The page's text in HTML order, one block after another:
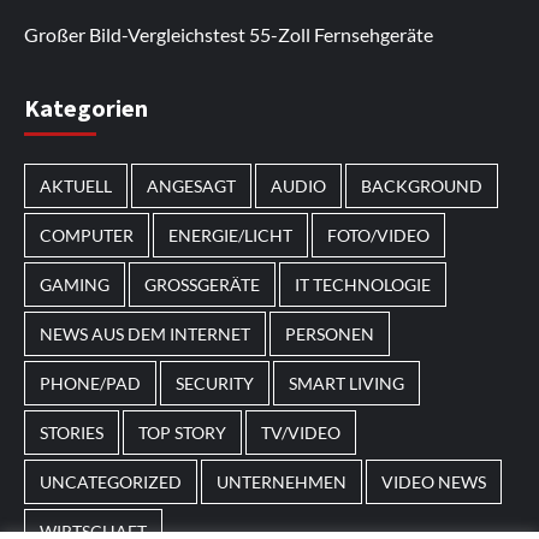
Großer Bild-Vergleichstest 55-Zoll Fernsehgeräte
Im Laufe des Jahres erscheinen thematische
Spielautomaten mit passenden Designs. Im Bereich
vonMagneticslotskönnen solche saisonalen Slots
beispielsweise an Feiertage oder besondere Events
angepasst sein.
Kategorien
AKTUELL ANGESAGT AUDIO BACKGROUND
COMPUTER ENERGIE/LICHT FOTO/VIDEO
GAMING GROSSGERÄTE IT TECHNOLOGIE
NEWS AUS DEM INTERNET PERSONEN
PHONE/PAD SECURITY SMART LIVING
STORIES TOP STORY TV/VIDEO
UNCATEGORIZED UNTERNEHMEN VIDEO NEWS
WIRTSCHAFT